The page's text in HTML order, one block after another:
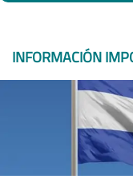
INFORMACIÓN